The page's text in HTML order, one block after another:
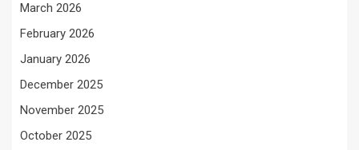
March 2026
February 2026
January 2026
December 2025
November 2025
October 2025